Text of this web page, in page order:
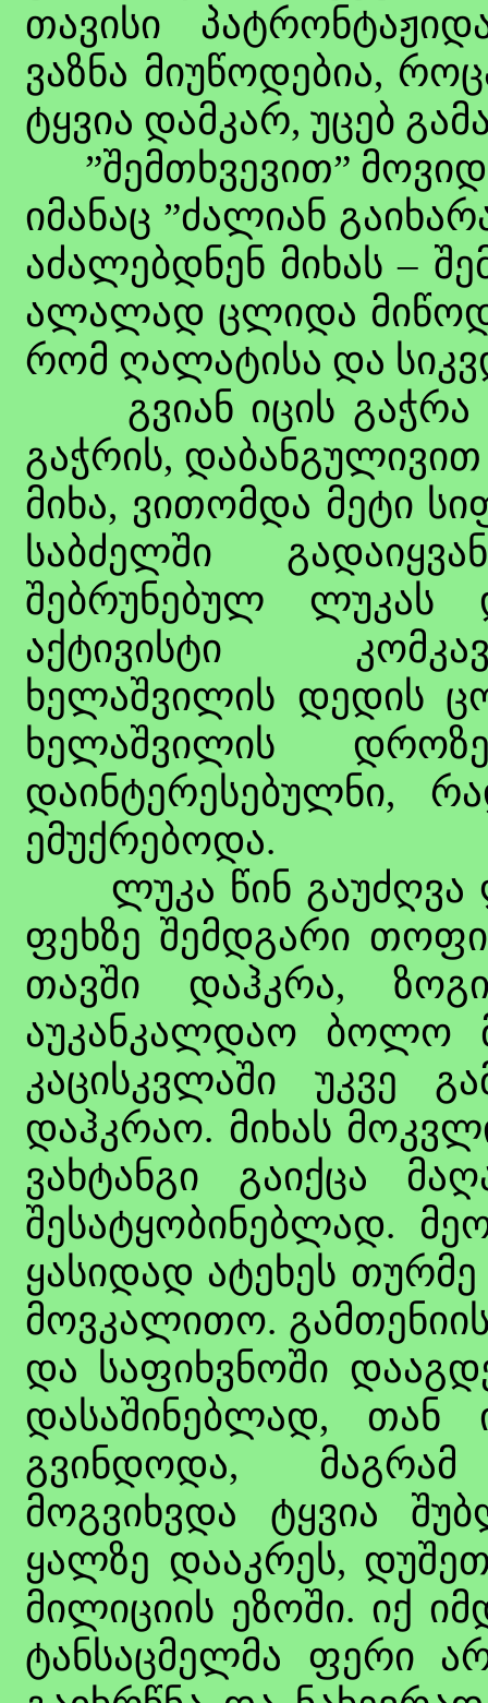
თავისი
ვაზნა მიუწოდებია,
ტყვია დამკარ, უცებ
”შემთხვევით”
იმანაც ”ძალიან
აძალებდნენ მიხას –
ალალად ცლიდა
რომ ღალატისა და
გვიან იცის გაჭრა
გაჭრის,
მიხა, ვითომდა მეტი
საბძელში
შებრუნებულ
აქტივისტი
ხელაშვილის დედის
ხელაშვილის
დაინტერესებულნი,
ემუქრებოდა.
ლუკა წინ გაუძღვა
ფეხზე შემდგარი
თავში დაჰკრა,
აუკანკალდაო ბოლო
კაცისკვლაში უკვე
დაჰკრაო. მიხას
ვახტანგი გაიქცა
შესატყობინებლად.
ყასიდად ატეხეს
მოვკალითო.
და საფიხვნოში
დასაშინებლად,
გვინდოდა,
მოგვიხვდა ტყვია
ყალზე დააკრეს,
მილიციის ეზოში. იქ
ტანსაცმელმა ფერი